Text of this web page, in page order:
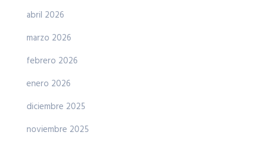
abril 2026
marzo 2026
febrero 2026
enero 2026
diciembre 2025
noviembre 2025